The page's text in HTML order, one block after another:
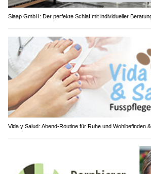
Slaap GmbH: Der perfekte Schlaf mit individueller
Vida y Salud: Abend-Routine für Ruhe und Wohlbefinden